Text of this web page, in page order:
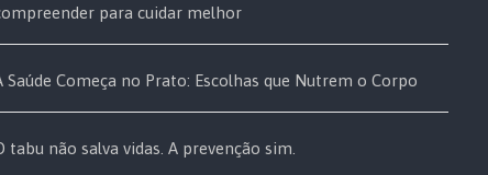
para cuidar melhor
Saúde Começa no Prato: Escolhas que Nutrem o Corpo
tabu não salva vidas. A prevenção sim.